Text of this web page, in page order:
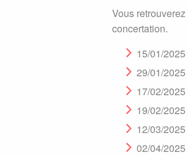
Vous
concertation.
15/01/2025
29/01/2025
17/02/2025
19/02/2025
12/03/2025
02/04/2025